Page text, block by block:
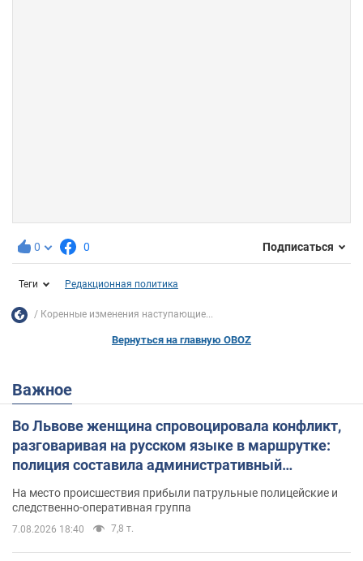
0 0 Подписаться
Теги Редакционная политика
Коренные изменения наступающие...
Вернуться на главную OBOZ
Важное
Во Львове женщина спровоцировала конфликт,
разговаривая на русском языке в маршрутке:
полиция составила административный
На место происшествия прибыли патрульные полицейские и
следственно-оперативная группа
7.08.2026 18:40 7,8 т.